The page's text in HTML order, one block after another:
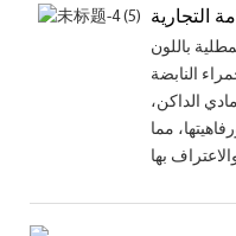
التجارية
باللون
النابضة
الداكن،
مما